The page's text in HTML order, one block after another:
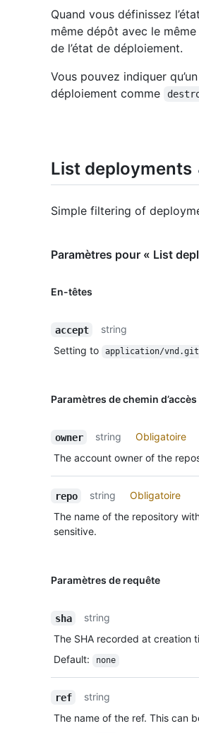
Quand vous définissez
même dépôt avec le
de l’état de déploiement.
Vous pouvez indiquer
déploiement comme
List deployments
Simple filtering of
Paramètres pour « List
En-têtes
accept
string
Setting to
application/
Paramètres de chemin d’accès
owner string
Obligatoire
The account owner of the
repo string
Obligatoire
The name of the repository
sensitive.
Paramètres de requête
sha
string
The SHA recorded at creation
Default: none
ref
string
The name of the ref. This can